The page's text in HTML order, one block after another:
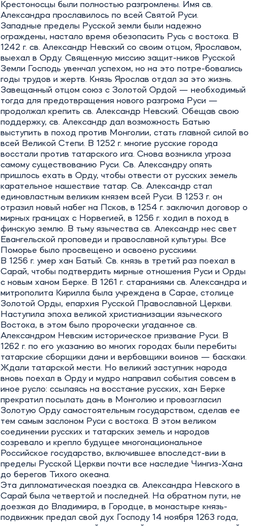
Крестоносцы были полностью разгромлены. Имя св.
Александра прославилось по всей Святой Руси.
Западные пределы Русской земли были надежно
ограждены, настало время обезопасить Русь с востока. В
1242 г. св. Александр Невский со своим отцом, Ярославом,
выехал в Орду. Священную миссию защит-ников Русской
Земли Господь увенчал успехом, но на это потре-бовались
годы трудов и жертв. Князь Ярослав отдал за это жизнь.
Завещанный отцом союз с Золотой Ордой — необходимый
тогда для предотвращения нового разгрома Руси —
продолжал крепить св. Александр Невский. Обещав свою
поддержку, св. Александр дал возможность Батыю
выступить в поход против Монголии, стать главной силой во
всей Великой Степи. В 1252 г. многие русские города
восстали против татарского ига. Снова возникла угроза
самому существованию Руси. Св. Александру опять
пришлось ехать в Орду, чтобы отвести от русских земель
карательное нашествие татар. Св. Александр стал
единовластным великим князем всей Руси. В 1253 г. он
отразил новый набег на Псков, в 1254 г. заключил договор о
мирных границах с Норвегией, в 1256 г. ходил в поход в
финскую землю. В тьму язычества св. Александр нес свет
Евангельской проповеди и православной культуры. Все
Поморье было просвещено и освоено русскими.
В 1256 г. умер хан Батый. Св. князь в третий раз поехал в
Сарай, чтобы подтвердить мирные отношения Руси и Орды
с новым ханом Берке. В 1261 г. стараниями св. Александра и
митрополита Кирилла была учреждена в Сарае, столице
Золотой Орды, епархия Русской Православной Церкви.
Наступила эпоха великой христианизации языческого
Востока, в этом было пророчески угаданное св.
Александром Невским историческое призвание Руси. В
1262 г. по его указанию во многих городах были перебиты
татарские сборщики дани и вербовщики воинов — баскаки.
Ждали татарской мести. Но великий заступник народа
вновь поехал в Орду и мудро направил события совсем в
иное русло: ссылаясь на восстание русских, хан Берке
прекратил посылать дань в Монголию и провозгласил
Золотую Орду самостоятельным государством, сделав ее
тем самым заслоном Руси с востока. В этом великом
соединении русских и татарских земель и народов
созревало и крепло будущее многонациональное
Российское государство, включившее впоследст-вии в
пределы Русской Церкви почти все наследие Чингиз-Хана
до берегов Тихого океана.
Эта дипломатическая поездка св. Александра Невского в
Сарай была четвертой и последней. На обратном пути, не
доезжая до Владимира, в Городце, в монастыре князь-
подвижник предал свой дух Господу 14 ноября 1263 года,